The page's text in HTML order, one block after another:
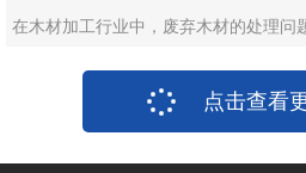
在木材加工行业中，废弃木材的处理问
点击查看